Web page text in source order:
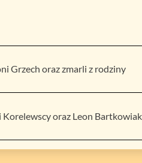
Grzech oraz zmarli z rodziny
oraz Leon Bartkowiak